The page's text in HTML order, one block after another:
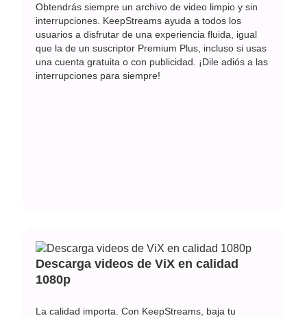
Obtendrás siempre un archivo de video limpio y sin
interrupciones. KeepStreams ayuda a todos los
usuarios a disfrutar de una experiencia fluida, igual
que la de un suscriptor Premium Plus, incluso si usas
una cuenta gratuita o con publicidad. ¡Dile adiós a las
interrupciones para siempre!
Descarga videos de ViX en calidad
1080p
La calidad importa. Con KeepStreams, baja tu